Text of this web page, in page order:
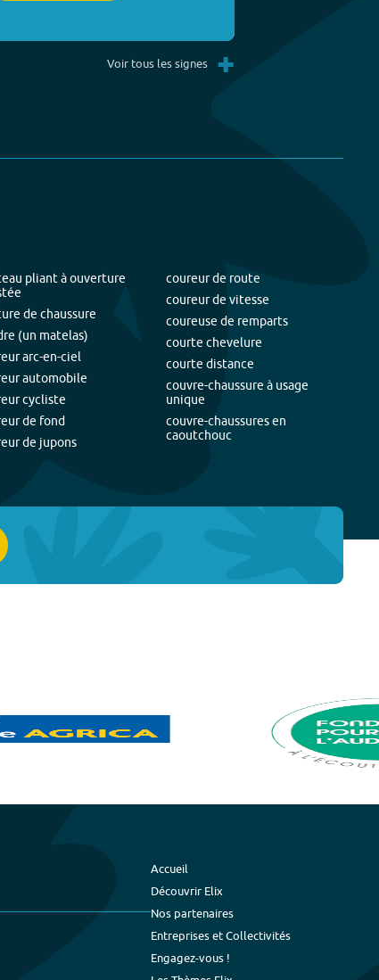
Voir tous les signes +
pliant à ouverture
de chaussure
(un matelas)
arc-en-ciel
automobile
cycliste
de fond
de jupons
coureur de route
coureur de vitesse
coureuse de remparts
courte chevelure
courte distance
couvre-chaussure à usage
unique
couvre-chaussures en
caoutchouc
Accueil
Découvrir Elix
Nos partenaires
Entreprises et Collectivités
Engagez-vous !